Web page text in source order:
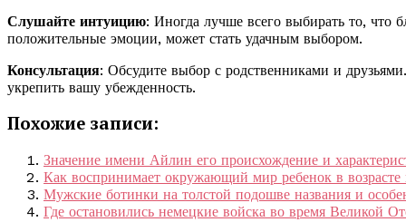
Слушайте интуицию: Иногда лучше всего выбирать то, что
положительные эмоции, может стать удачным выбором.
Консультация: Обсудите выбор с родственниками и
укрепить вашу убежденность.
Похожие записи:
Значение имени Айлин его происхождение и
Как воспринимает окружающий мир ребенок в возрасте
Мужские ботинки на толстой подошве названия и
Где остановились немецкие войска во время Великой